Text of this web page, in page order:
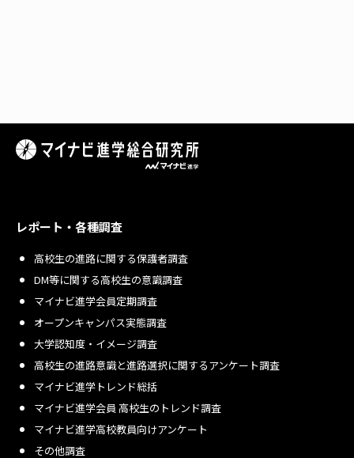
レポート・各種調査
高校生の進路に関する保護者調査
DM等に関する高校生の意識調査
マイナビ進学会員定期調査
オープンキャンパス実態調査
大学認知度・イメージ調査
高校生の進路意識と進路選択に関するアンケート調査
マイナビ進学トレンド総括
マイナビ進学会員 高校生のトレンド調査
マイナビ進学高校教員向けアンケート
その他調査